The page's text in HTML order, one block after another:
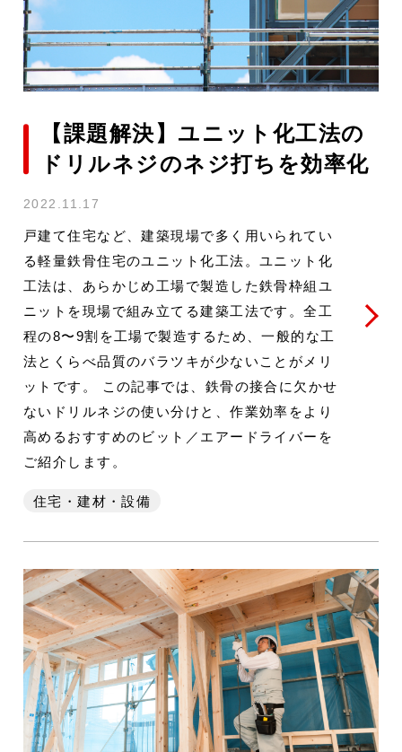
【課題解決】ユニット化工法の
ドリルネジのネジ打ちを効率化
2022.11.17
戸建て住宅など、建築現場で多く用いられてい
る軽量鉄骨住宅のユニット化工法。ユニット化
工法は、あらかじめ工場で製造した鉄骨枠組ユ
ニットを現場で組み立てる建築工法です。全工
程の8〜9割を工場で製造するため、一般的な工
法とくらべ品質のバラツキが少ないことがメリ
ットです。 この記事では、鉄骨の接合に欠かせ
ないドリルネジの使い分けと、作業効率をより
高めるおすすめのビット／エアードライバーを
ご紹介します。
住宅・建材・設備